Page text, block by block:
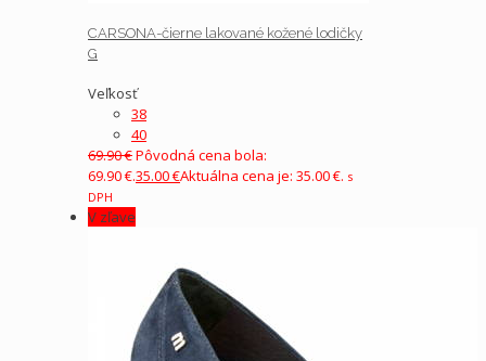
CARSONA-čierne lakované kožené lodičky
G
Veľkosť
38
40
69.90€Pôvodná cena bola:
69.90 €.35.00€Aktuálna cena je: 35.00 €. s
DPH
V zľave